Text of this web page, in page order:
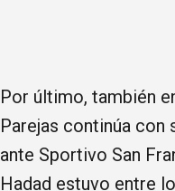
Por último, también
Parejas continúa con
ante Sportivo San
Hadad estuvo entre